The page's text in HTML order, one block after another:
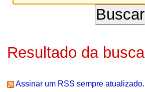
Resultado da busca
Assinar um RSS sempre atualizado.